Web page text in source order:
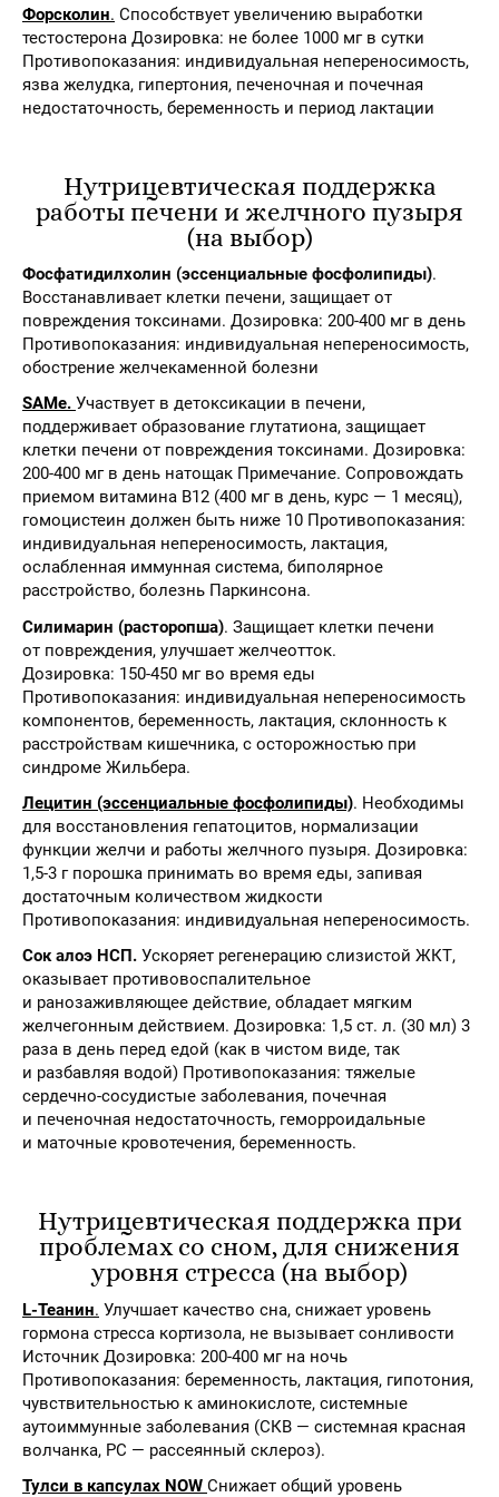
Форсколин. Способствует увеличению выработки
тестостерона Дозировка: не более 1000 мг в сутки
Противопоказания: индивидуальная непереносимость,
язва желудка, гипертония, печеночная и почечная
недостаточность, беременность и период лактации
Нутрицевтическая поддержка
работы печени и желчного пузыря
(на выбор)
Фосфатидилхолин (эссенциальные фосфолипиды).
Восстанавливает клетки печени, защищает от
повреждения токсинами. Дозировка: 200-400 мг в день
Противопоказания: индивидуальная непереносимость,
обострение желчекаменной болезни
SAMe. Участвует в детоксикации в печени,
поддерживает образование глутатиона, защищает
клетки печени от повреждения токсинами. Дозировка:
200-400 мг в день натощак Примечание. Сопровождать
приемом витамина В12 (400 мг в день, курс — 1 месяц),
гомоцистеин должен быть ниже 10 Противопоказания:
индивидуальная непереносимость, лактация,
ослабленная иммунная система, биполярное
расстройство, болезнь Паркинсона.
Силимарин (расторопша). Защищает клетки печени
от повреждения, улучшает желчеотток.
Дозировка: 150-450 мг во время еды
Противопоказания: индивидуальная непереносимость
компонентов, беременность, лактация, склонность к
расстройствам кишечника, с осторожностью при
синдроме Жильбера.
Лецитин (эссенциальные фосфолипиды). Необходимы
для восстановления гепатоцитов, нормализации
функции желчи и работы желчного пузыря. Дозировка:
1,5-3 г порошка принимать во время еды, запивая
достаточным количеством жидкости
Противопоказания: индивидуальная непереносимость.
Сок алоэ НСП. Ускоряет регенерацию слизистой ЖКТ,
оказывает противовоспалительное
и ранозаживляющее действие, обладает мягким
желчегонным действием. Дозировка: 1,5 ст. л. (30 мл) 3
раза в день перед едой (как в чистом виде, так
и разбавляя водой) Противопоказания: тяжелые
сердечно-сосудистые заболевания, почечная
и печеночная недостаточность, геморроидальные
и маточные кровотечения, беременность.
Нутрицевтическая поддержка при
проблемах со сном, для снижения
уровня стресса (на выбор)
L-Теанин. Улучшает качество сна, снижает уровень
гормона стресса кортизола, не вызывает сонливости
Источник Дозировка: 200-400 мг на ночь
Противопоказания: беременность, лактация, гипотония,
чувствительностью к аминокислоте, системные
аутоиммунные заболевания (СКВ — системная красная
волчанка, РС — рассеянный склероз).
Тулси в капсулах NOW Снижает общий уровень